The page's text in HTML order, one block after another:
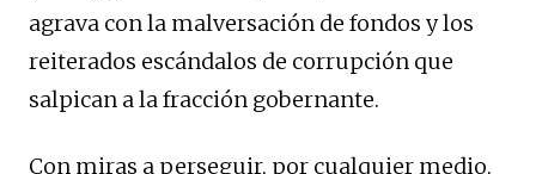
agrava con la malversación de fondos y los
reiterados escándalos de corrupción que
salpican a la fracción gobernante.
Con miras a perseguir, por cualquier medio,